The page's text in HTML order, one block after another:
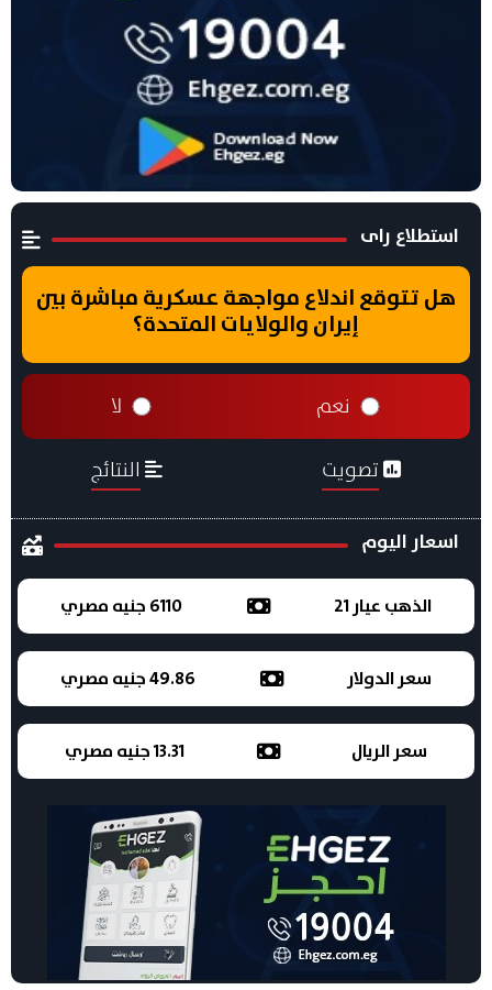
استطلاع راى
هل تتوقع اندلاع مواجهة عسكرية مباشرة بين
إيران والولايات المتحدة؟
نعم لا
تصويت النتائج
اسعار اليوم
الذهب عيار 21 6110 جنيه مصري
سعر الدولار 49.86 جنيه مصري
سعر الريال 13.31 جنيه مصري